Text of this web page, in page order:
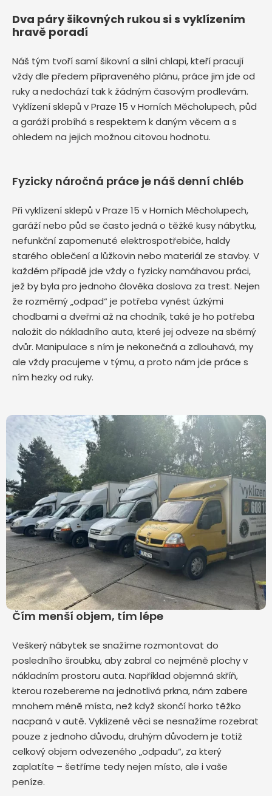
Dva páry šikovných rukou si s vyklízením
hravě poradí
Náš tým tvoří samí šikovní a silní chlapi, kteří pracují
vždy dle předem připraveného plánu, práce jim jde od
ruky a nedochází tak k žádným časovým prodlevám.
Vyklízení sklepů v Praze 15 v Horních Měcholupech, půd
a garáží probíhá s respektem k daným věcem a s
ohledem na jejich možnou citovou hodnotu.
Fyzicky náročná práce je náš denní chléb
Při vyklízení sklepů v Praze 15 v Horních Měcholupech,
garáží nebo půd se často jedná o těžké kusy nábytku,
nefunkční zapomenuté elektrospotřebiče, haldy
starého oblečení a lůžkovin nebo materiál ze stavby. V
každém případě jde vždy o fyzicky namáhavou práci,
jež by byla pro jednoho člověka doslova za trest. Nejen
že rozměrný „odpad“ je potřeba vynést úzkými
chodbami a dveřmi až na chodník, také je ho potřeba
naložit do nákladního auta, které jej odveze na sběrný
dvůr. Manipulace s ním je nekonečná a zdlouhavá, my
ale vždy pracujeme v týmu, a proto nám jde práce s
ním hezky od ruky.
Čím menší objem, tím lépe
Veškerý nábytek se snažíme rozmontovat do
posledního šroubku, aby zabral co nejméně plochy v
nákladním prostoru auta. Například objemná skříň,
kterou rozebereme na jednotlivá prkna, nám zabere
mnohem méně místa, než když skončí horko těžko
nacpaná v autě. Vyklizené věci se nesnažíme rozebrat
pouze z jednoho důvodu, druhým důvodem je totiž
celkový objem odvezeného „odpadu“, za který
zaplatíte – šetříme tedy nejen místo, ale i vaše
peníze.